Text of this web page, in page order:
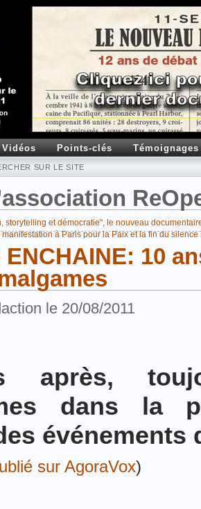
Vidéos Points-clés Témoignages
SUR LE SITE
storytelling et démocratie", le nouveau
à Paris pour la Paix et la fin du
ENCHAINE: 10
le 20/08/2011
après,
dans la
événements
sur AgoraVox)